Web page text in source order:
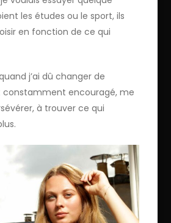
les études ou le sport, ils
en fonction de ce qui
j’ai dû changer de
constamment encouragé, me
à trouver ce qui